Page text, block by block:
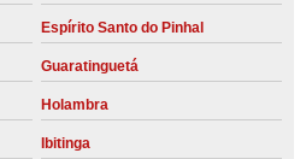
Espírito Santo do Pinhal
Guaratinguetá
Holambra
Ibitinga